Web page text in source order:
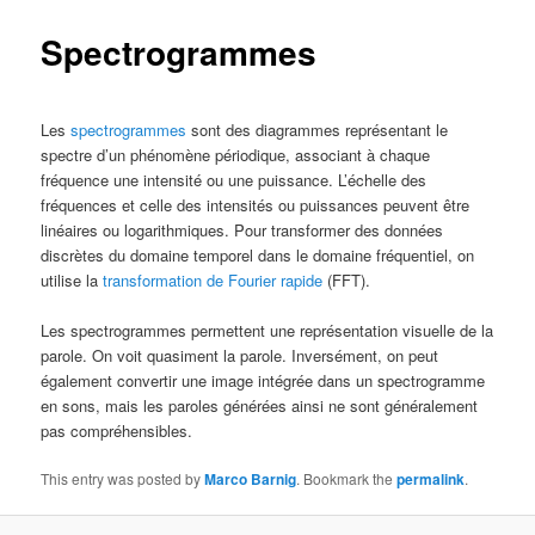
Spectrogrammes
Lesspectrogrammes sont des diagrammes représentant le
spectre d’un phénomène périodique, associant à chaque
fréquence une intensité ou une puissance. L’échelle des
fréquences et celle des intensités ou puissances peuvent être
linéaires ou logarithmiques. Pour transformer des données
discrètes du domaine temporel dans le domaine fréquentiel, on
utilise latransformation de Fourier rapide (FFT).
Les spectrogrammes permettent une représentation visuelle de la
parole. On voit quasiment la parole. Inversément, on peut
également convertir une image intégrée dans un spectrogramme
en sons, mais les paroles générées ainsi ne sont généralement
pas compréhensibles.
This entry was posted byMarco Barnig. Bookmark thepermalink.